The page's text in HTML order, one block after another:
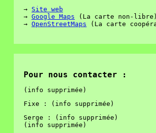
→ Site web
→ Google Maps (La carte non-libre)
→ OpenStreetMaps (La carte
Pour nous contacter :
(info supprimée)
Fixe : (info supprimée)
Serge : (info supprimée)
(info supprimée)